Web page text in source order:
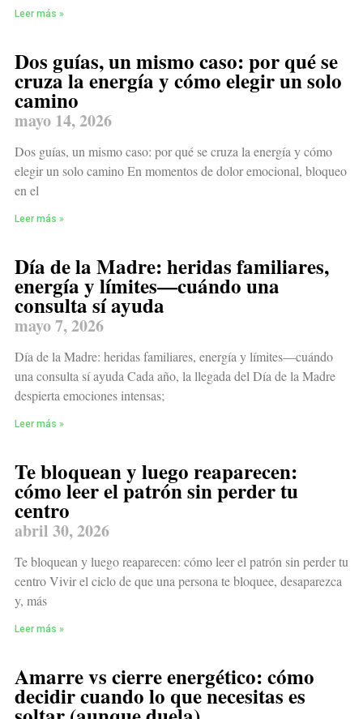
Leer más »
Dos guías, un mismo caso: por qué se
cruza la energía y cómo elegir un solo
camino
mayo 14, 2026
Dos guías, un mismo caso: por qué se cruza la energía y cómo
elegir un solo camino En momentos de dolor emocional, bloqueo
en el
Leer más »
Día de la Madre: heridas familiares,
energía y límites—cuándo una
consulta sí ayuda
mayo 7, 2026
Día de la Madre: heridas familiares, energía y límites—cuándo
una consulta sí ayuda Cada año, la llegada del Día de la Madre
despierta emociones intensas;
Leer más »
Te bloquean y luego reaparecen:
cómo leer el patrón sin perder tu
centro
abril 30, 2026
Te bloquean y luego reaparecen: cómo leer el patrón sin perder tu
centro Vivir el ciclo de que una persona te bloquee, desaparezca
y, más
Leer más »
Amarre vs cierre energético: cómo
decidir cuando lo que necesitas es